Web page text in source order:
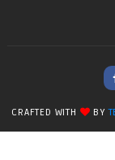
CRAFTED WITH BY